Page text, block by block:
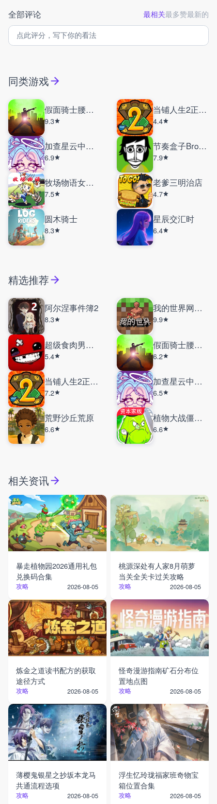
全部评论 最相关最多赞最新的
同类游戏
假面骑士腰带模拟器
9.3
当铺人生2正式版
4.4
加查星云中文版
6.9
节奏盒子Brownbox
7.9
牧场物语女孩版
7.5
老爹三明治店
4.7
圆木骑士
8.3
星辰交汇时
6.4
精选推荐
阿尔涅事件簿2
8.3
我的世界网易版
9.9
超级食肉男孩永无止境
5.4
假面骑士腰带模拟器
6.2
当铺人生2正式版
7.2
加查星云中文版
6.5
荒野沙丘荒原
6.6
植物大战僵尸资本家版
6.6
相关资讯
暴走植物园2026通用礼包
兑换码合集
攻略 2026-08-05
桃源深处有人家8月萌萝
当关全关卡过关攻略
攻略 2026-08-05
炼金之道读书配方的获取
途径方式
攻略 2026-08-05
怪奇漫游指南矿石分布位
置地点图
攻略 2026-08-05
薄樱鬼银星之抄坂本龙马
共通流程选项
攻略 2026-08-05
浮生忆玲珑福家班奇物宝
箱位置合集
攻略 2026-08-05